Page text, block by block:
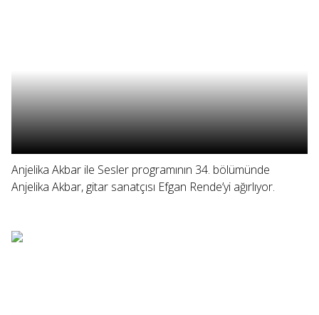
Anjelika Akbar ile Sesler programının 34. bölümünde
Anjelika Akbar, gitar sanatçısı Efgan Rende’yi ağırlıyor.